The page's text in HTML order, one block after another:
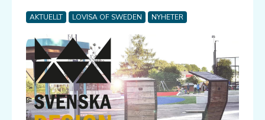
AKTUELLT LOVISA OF SWEDEN NYHETER